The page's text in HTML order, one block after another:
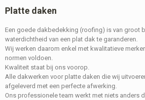
Platte daken
Een goede dakbedekking (roofing) is van groot
waterdichtheid van een plat dak te garanderen.
Wij werken daarom enkel met kwalitatieve
normen voldoen.
Kwaliteit staat bij ons voorop.
Alle dakwerken voor platte daken die wij
afgeleverd met een perfecte afwerking.
Ons professionele team werkt met niets anders